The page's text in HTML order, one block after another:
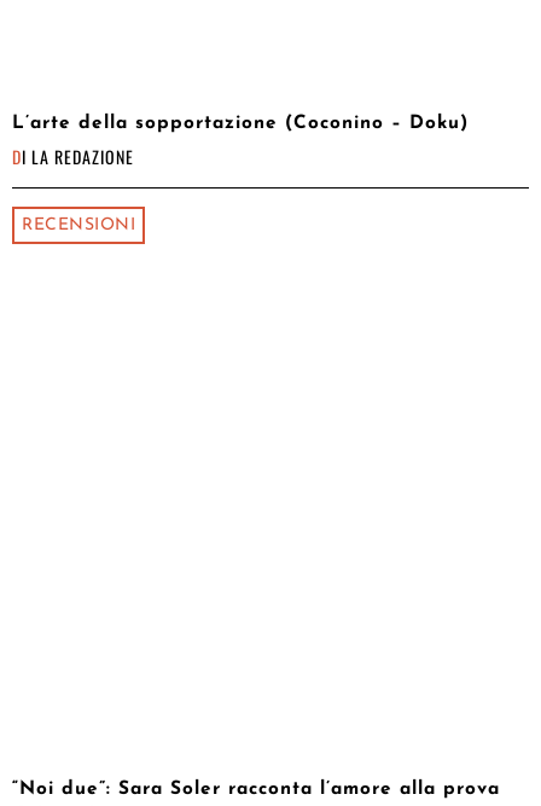
L’arte della sopportazione (Coconino – Doku)
DI LA REDAZIONE
RECENSIONI
“Noi due”: Sara Soler racconta l’amore alla prova